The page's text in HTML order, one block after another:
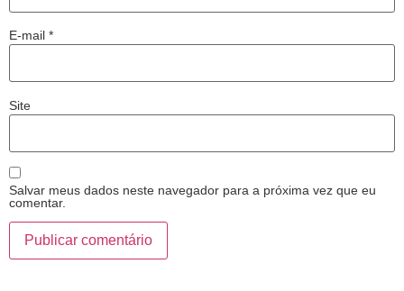
E-mail *
Site
Salvar meus dados neste navegador para a próxima vez que eu
comentar.